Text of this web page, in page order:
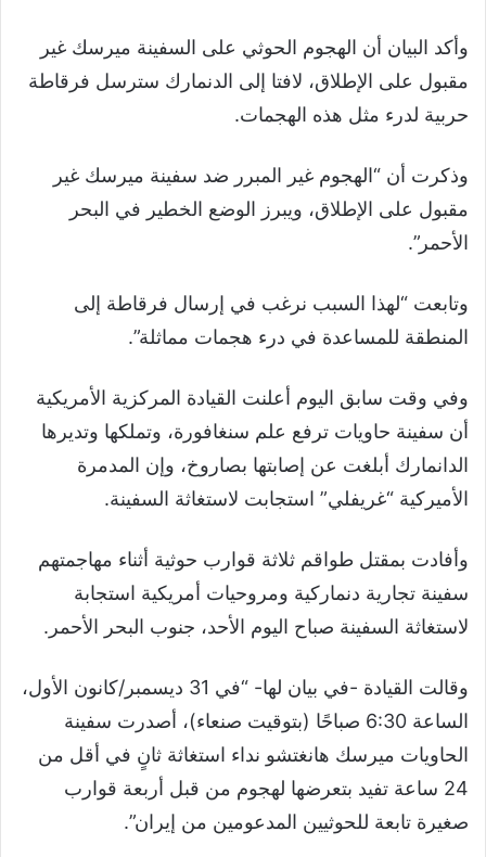
وأكد البيان أن الهجوم الحوثي على السفينة ميرسك غير
مقبول على الإطلاق، لافتا إلى الدنمارك سترسل فرقاطة
حربية لدرء مثل هذه الهجمات.
وذكرت أن “الهجوم غير المبرر ضد سفينة ميرسك غير
مقبول على الإطلاق، ويبرز الوضع الخطير في البحر
الأحمر”.
وتابعت “لهذا السبب نرغب في إرسال فرقاطة إلى
المنطقة للمساعدة في درء هجمات مماثلة”.
وفي وقت سابق اليوم أعلنت القيادة المركزية الأمريكية
أن سفينة حاويات ترفع علم سنغافورة، وتملكها وتديرها
الدانمارك أبلغت عن إصابتها بصاروخ، وإن المدمرة
الأميركية “غريفلي” استجابت لاستغاثة السفينة.
وأفادت بمقتل طواقم ثلاثة قوارب حوثية أثناء مهاجمتهم
سفينة تجارية دنماركية ومروحيات أمريكية استجابة
لاستغاثة السفينة صباح اليوم الأحد، جنوب البحر الأحمر.
وقالت القيادة -في بيان لها- “في 31 ديسمبر/كانون الأول،
الساعة 6:30 صباحًا (بتوقيت صنعاء)، أصدرت سفينة
الحاويات ميرسك هانغتشو نداء استغاثة ثانٍ في أقل من
24 ساعة تفيد بتعرضها لهجوم من قبل أربعة قوارب
صغيرة تابعة للحوثيين المدعومين من إيران”.